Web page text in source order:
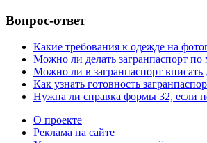
Вопрос-ответ
Какие требования к одежде на
Можно ли делать загранпаспорт по
Можно ли в загранпаспорт вписать
Как узнать готовность
Нужна ли справка формы 32, если
О проекте
Реклама на сайте